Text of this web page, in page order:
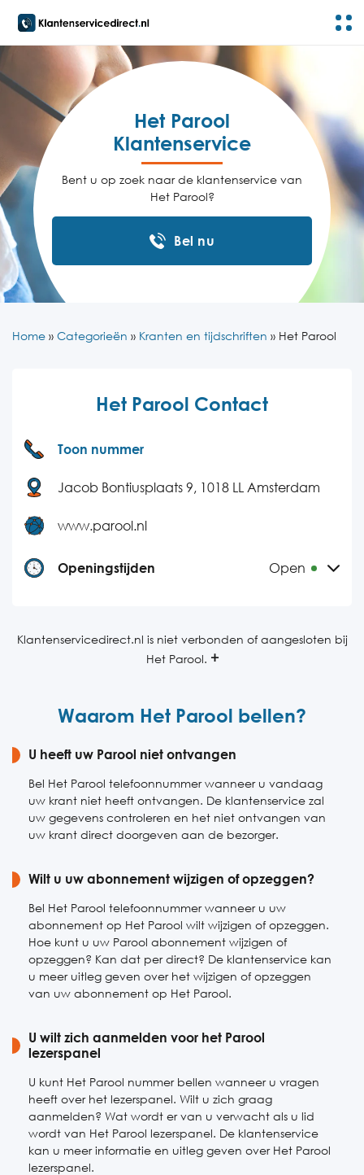
Het Parool
Klantenservice
Bent u op zoek naar de klantenservice van
Het Parool?
Bel nu
Home » Categorieën » Kranten en tijdschriften » Het Parool
Het Parool Contact
Toon nummer
Jacob Bontiusplaats 9, 1018 LL Amsterdam
www.parool.nl
Openingstijden Open
Dinsdag
08:30-21:00
Vrijdag
08:30-21:00
Zaterdag
Zondag
Gesloten
Klantenservicedirect.nl is niet verbonden of aangesloten bij
Het Parool.
Waarom Het Parool bellen?
U heeft uw Parool niet ontvangen
Bel Het Parool telefoonnummer wanneer u vandaag
uw krant niet heeft ontvangen. De klantenservice zal
uw gegevens controleren en het niet ontvangen van
uw krant direct doorgeven aan de bezorger.
Wilt u uw abonnement wijzigen of opzeggen?
Bel Het Parool telefoonnummer wanneer u uw
abonnement op Het Parool wilt wijzigen of opzeggen.
Hoe kunt u uw Parool abonnement wijzigen of
opzeggen? Kan dat per direct? De klantenservice kan
u meer uitleg geven over het wijzigen of opzeggen
van uw abonnement op Het Parool.
U wilt zich aanmelden voor het Parool
lezerspanel
U kunt Het Parool nummer bellen wanneer u vragen
heeft over het lezerspanel. Wilt u zich graag
aanmelden? Wat wordt er van u verwacht als u lid
wordt van Het Parool lezerspanel. De klantenservice
kan u meer informatie en uitleg geven over Het Parool
lezerspanel.